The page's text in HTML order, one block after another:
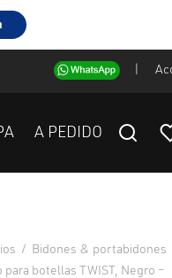
A PEDIDO
/ Bidones & portabidones
botellas TWIST, Negro –